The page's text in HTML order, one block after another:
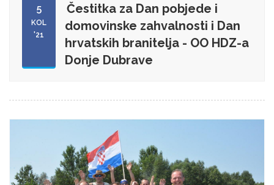
5
KOL
'21
Čestitka za Dan pobjede i
domovinske zahvalnosti i Dan
hrvatskih branitelja - OO HDZ-a
Donje Dubrave